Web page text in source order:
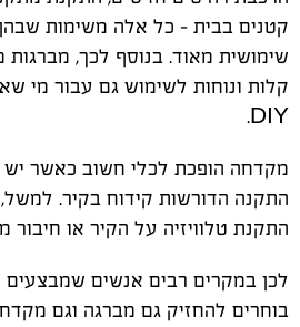
קטנים בבית – כל אלה משימות
שימושית מאוד. בנוסף לכך, מברגות
קלות ונוחות לשימוש גם עבור מי
DIY.
מקדחה הופכת לכלי חשוב כאשר יש
התקנה הדורשות קידוח בקיר.
התקנת טלוויזיה על הקיר או חיבור
לכן במקרים רבים אנשים שמבצעים
בוחרים להחזיק גם מברגה וגם